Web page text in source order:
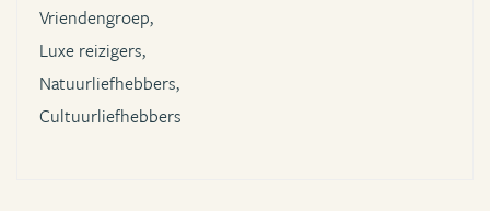
Vriendengroep,
Luxe reizigers,
Natuurliefhebbers,
Cultuurliefhebbers